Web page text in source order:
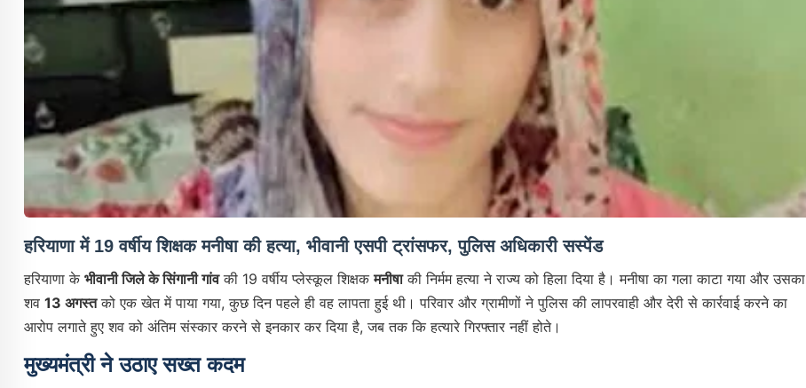
हरियाणा में 19 वर्षीय शिक्षक मनीषा की हत्या, भीवानी एसपी ट्रांसफर, पुलिस अधिकारी सस्पेंड
हरियाणा के भीवानी जिले के सिंगानी गांवकी 19 वर्षीय प्लेस्कूल शिक्षकमनीषाकी निर्मम हत्या ने राज्य को हिला दिया है। मनीषा का गला काटा गया और उसका
शव 13 अगस्तको एक खेत में पाया गया, कुछ दिन पहले ही वह लापता हुई थी। परिवार और ग्रामीणों ने पुलिस की लापरवाही और देरी से कार्रवाई करने का
आरोप लगाते हुए शव को अंतिम संस्कार करने से इनकार कर दिया है, जब तक कि हत्यारे गिरफ्तार नहीं होते।
मुख्यमंत्री ने उठाए सख्त कदम